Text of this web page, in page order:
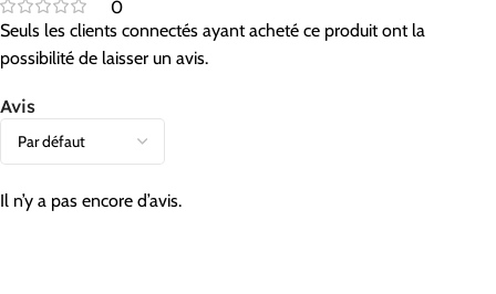
0
Avis
Il n’y a pas encore d’avis.
Seuls les clients connectés ayant acheté ce produit ont la
possibilité de laisser un avis.